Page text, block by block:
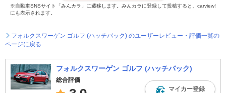
※自動車SNSサイト「みんカラ」に遷移します。みんカラに登録して投稿すると、carview!
にも表示されます。
フォルクスワーゲン ゴルフ (ハッチバック) のユーザーレビュー・評価一覧の
ページに戻る
フォルクスワーゲン ゴルフ (ハッチバック)
総合評価
マイカー登録